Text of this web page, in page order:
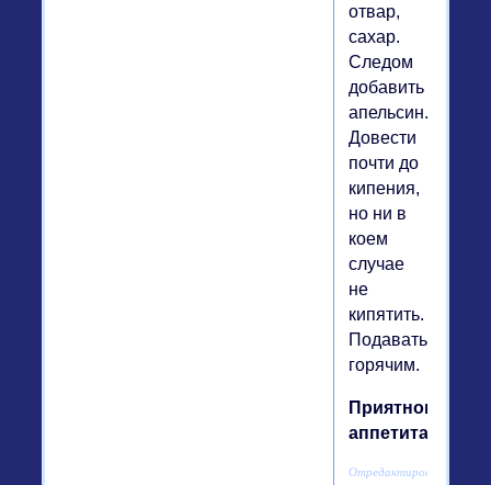
отвар,
сахар.
Следом
добавить
апельсин.
Довести
почти до
кипения,
но ни в
коем
случае
не
кипятить.
Подавать
горячим.
Приятного
аппетита!
Отредактировано